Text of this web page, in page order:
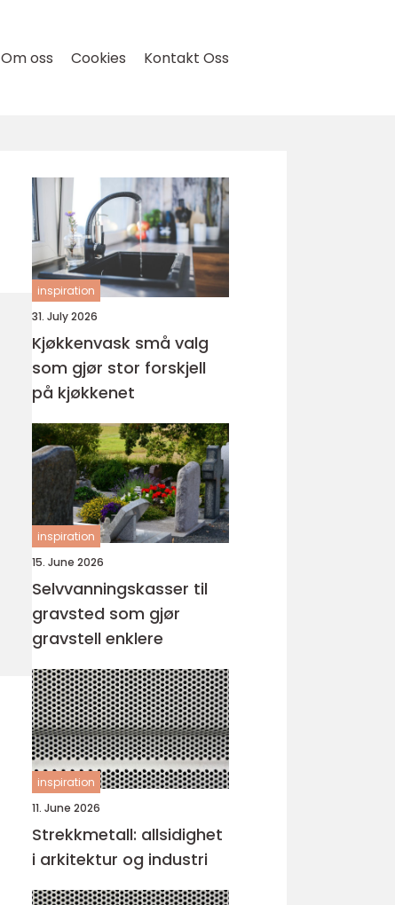
Om oss Cookies Kontakt Oss
inspiration
31. July 2026
Kjøkkenvask små valg
som gjør stor forskjell
på kjøkkenet
inspiration
15. June 2026
Selvvanningskasser til
gravsted som gjør
gravstell enklere
inspiration
11. June 2026
Strekkmetall: allsidighet
i arkitektur og industri